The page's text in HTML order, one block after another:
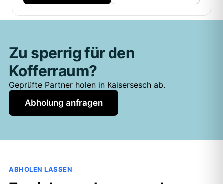
Zu sperrig für den
Kofferraum?
Geprüfte Partner holen in Kaisersesch ab.
Abholung anfragen
ABHOLEN LASSEN